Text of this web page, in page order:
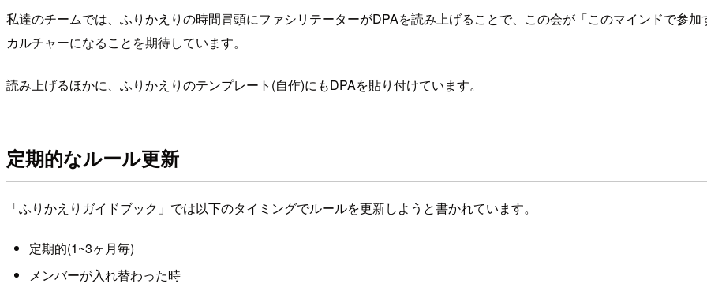
私達のチームでは、ふりかえりの時間冒頭にファシリテーターがDPAを読み上げることで、この会が「このマインドで参
カルチャーになることを期待しています。
読み上げるほかに、ふりかえりのテンプレート(自作)にもDPAを貼り付けています。
定期的なルール更新
「ふりかえりガイドブック」では以下のタイミングでルールを更新しようと書かれています。
定期的(1~3ヶ月毎)
メンバーが入れ替わった時